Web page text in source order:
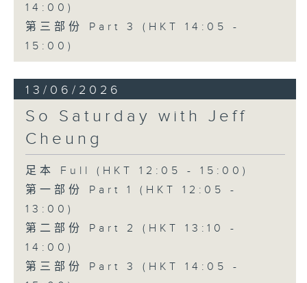
14:00)
第三部份 Part 3 (HKT 14:05 -
15:00)
13/06/2026
So Saturday with Jeff
Cheung
足本 Full (HKT 12:05 - 15:00)
第一部份 Part 1 (HKT 12:05 -
13:00)
第二部份 Part 2 (HKT 13:10 -
14:00)
第三部份 Part 3 (HKT 14:05 -